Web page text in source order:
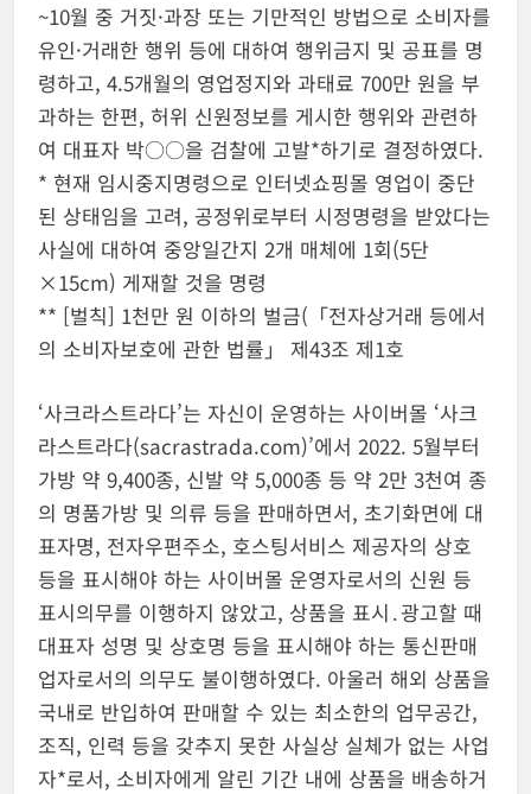
~10월 중 거짓·과장 또는 기만적인 방법으로 소비자를
유인·거래한 행위 등에 대하여 행위금지 및 공표를 명
령하고, 4.5개월의 영업정지와 과태료 700만 원을 부
과하는 한편, 허위 신원정보를 게시한 행위와 관련하
여 대표자 박○○을 검찰에 고발*하기로 결정하였다.
* 현재 임시중지명령으로 인터넷쇼핑몰 영업이 중단
된 상태임을 고려, 공정위로부터 시정명령을 받았다는
사실에 대하여 중앙일간지 2개 매체에 1회(5단
×15cm) 게재할 것을 명령
** [벌칙] 1천만 원 이하의 벌금(「전자상거래 등에서
의 소비자보호에 관한 법률」 제43조 제1호
‘사크라스트라다’는 자신이 운영하는 사이버몰 ‘사크
라스트라다(sacrastrada.com)’에서 2022. 5월부터
가방 약 9,400종, 신발 약 5,000종 등 약 2만 3천여 종
의 명품가방 및 의류 등을 판매하면서, 초기화면에 대
표자명, 전자우편주소, 호스팅서비스 제공자의 상호
등을 표시해야 하는 사이버몰 운영자로서의 신원 등
표시의무를 이행하지 않았고, 상품을 표시․광고할 때
대표자 성명 및 상호명 등을 표시해야 하는 통신판매
업자로서의 의무도 불이행하였다. 아울러 해외 상품을
국내로 반입하여 판매할 수 있는 최소한의 업무공간,
조직, 인력 등을 갖추지 못한 사실상 실체가 없는 사업
자*로서, 소비자에게 알린 기간 내에 상품을 배송하거